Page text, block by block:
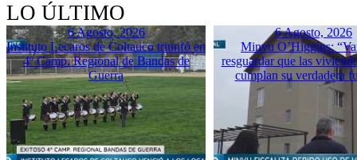
LO ÚLTIMO
6 Agosto, 2026
Instituto Lecaros de Coltauco triunfó en
4º Camp. Regional de Bandas de
Guerra
6 Agosto, 2026
Minvu O’Higgins:
resguardar que las
cumplan su verdadera